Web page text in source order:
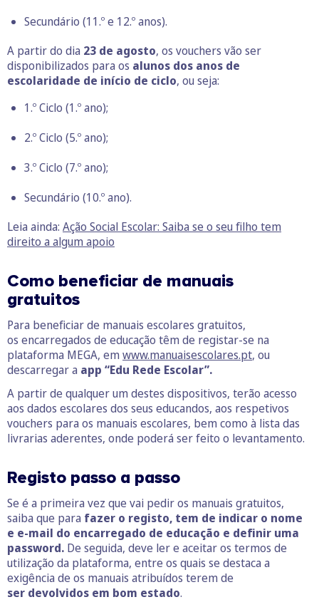
Secundário (11.º e 12.º anos).
A partir do dia 23 de agosto, os vouchers vão ser
disponibilizados para os alunos dos anos de
escolaridade de início de ciclo, ou seja:
1.º Ciclo (1.º ano);
2.º Ciclo (5.º ano);
3.º Ciclo (7.º ano);
Secundário (10.º ano).
Leia ainda: Ação Social Escolar: Saiba se o seu filho tem
direito a algum apoio
Como beneficiar de manuais
gratuitos
Para beneficiar de manuais escolares gratuitos,
os encarregados de educação têm de registar-se na
plataforma MEGA, em www.manuaisescolares.pt, ou
descarregar a app “Edu Rede Escolar”.
A partir de qualquer um destes dispositivos, terão acesso
aos dados escolares dos seus educandos, aos respetivos
vouchers para os manuais escolares, bem como à lista das
livrarias aderentes, onde poderá ser feito o levantamento.
Registo passo a passo
Se é a primeira vez que vai pedir os manuais gratuitos,
saiba que para fazer o registo, tem de indicar o nome
e e-mail do encarregado de educação e definir uma
password. De seguida, deve ler e aceitar os termos de
utilização da plataforma, entre os quais se destaca a
exigência de os manuais atribuídos terem de
ser devolvidos em bom estado.